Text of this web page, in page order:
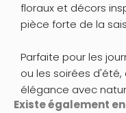
Existe également en
floraux et décors
pièce forte de la
Parfaite pour les
ou les soirées
élégance avec